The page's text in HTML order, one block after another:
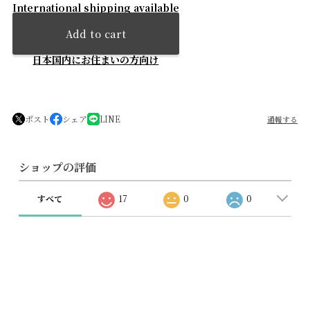
International shipping available
Add to cart
日本国内にお住まいの方向け
ポスト シェア LINE 通報する
ショップの評価
すべて 17 0 0